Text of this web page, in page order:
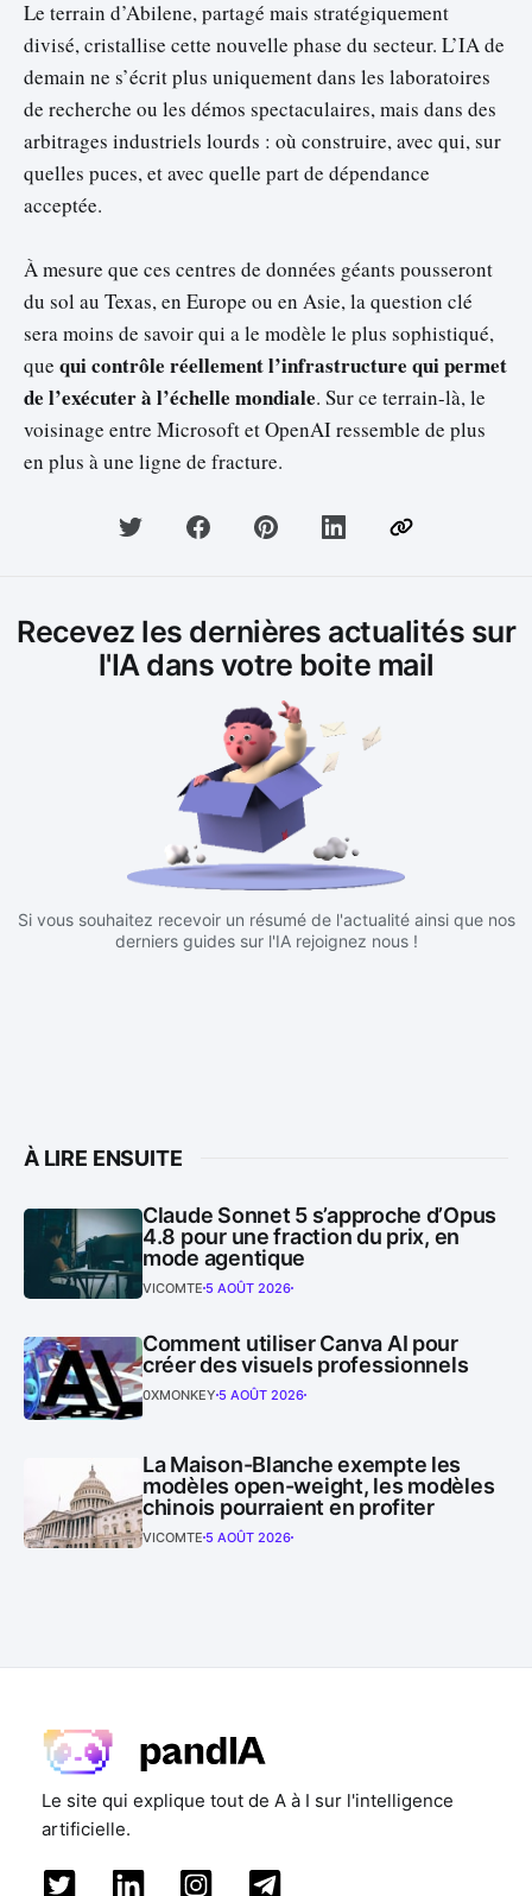
Le terrain d’Abilene, partagé mais stratégiquement
divisé, cristallise cette nouvelle phase du secteur. L’IA de
demain ne s’écrit plus uniquement dans les laboratoires
de recherche ou les démos spectaculaires, mais dans des
arbitrages industriels lourds : où construire, avec qui, sur
quelles puces, et avec quelle part de dépendance
acceptée.
À mesure que ces centres de données géants pousseront
du sol au Texas, en Europe ou en Asie, la question clé
sera moins de savoir qui a le modèle le plus sophistiqué,
que qui contrôle réellement l’infrastructure qui permet
de l’exécuter à l’échelle mondiale. Sur ce terrain-là, le
voisinage entre Microsoft et OpenAI ressemble de plus
en plus à une ligne de fracture.
Recevez les dernières actualités sur
l'IA dans votre boite mail
Si vous souhaitez recevoir un résumé de l'actualité ainsi que nos
derniers guides sur l'IA rejoignez nous !
À LIRE ENSUITE
Claude Sonnet 5 s’approche d’Opus
4.8 pour une fraction du prix, en
mode agentique
VICOMTE 5 AOÛT 2026
Comment utiliser Canva AI pour
créer des visuels professionnels
0XMONKEY 5 AOÛT 2026
La Maison-Blanche exempte les
modèles open-weight, les modèles
chinois pourraient en profiter
VICOMTE 5 AOÛT 2026
Le site qui explique tout de A à I sur l'intelligence
artificielle.